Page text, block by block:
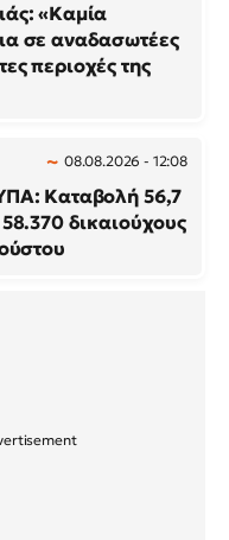
«Καμία
σε αναδασωτέες
περιοχές της
08.08.2026 - 12:08
Καταβολή 56,7
δικαιούχους